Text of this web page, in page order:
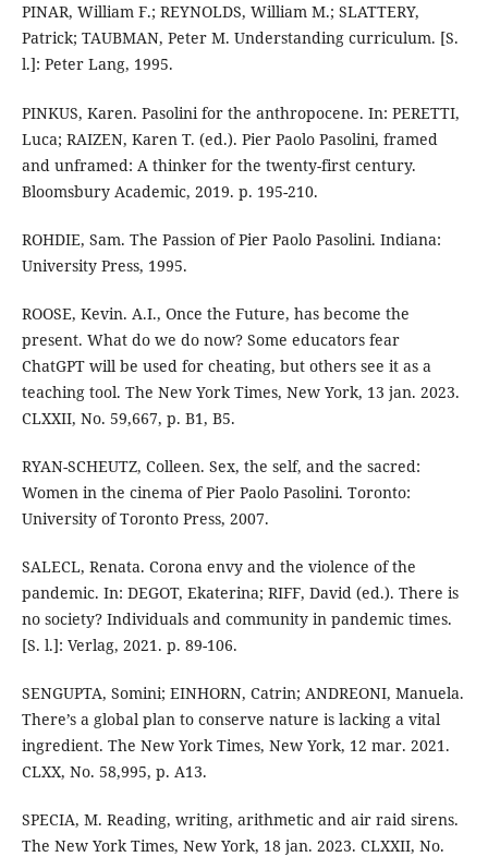
PINAR, William F.; REYNOLDS, William M.; SLATTERY,
Patrick; TAUBMAN, Peter M. Understanding curriculum. [S.
l.]: Peter Lang, 1995.
PINKUS, Karen. Pasolini for the anthropocene. In: PERETTI,
Luca; RAIZEN, Karen T. (ed.). Pier Paolo Pasolini, framed
and unframed: A thinker for the twenty-first century.
Bloomsbury Academic, 2019. p. 195-210.
ROHDIE, Sam. The Passion of Pier Paolo Pasolini. Indiana:
University Press, 1995.
ROOSE, Kevin. A.I., Once the Future, has become the
present. What do we do now? Some educators fear
ChatGPT will be used for cheating, but others see it as a
teaching tool. The New York Times, New York, 13 jan. 2023.
CLXXII, No. 59,667, p. B1, B5.
RYAN-SCHEUTZ, Colleen. Sex, the self, and the sacred:
Women in the cinema of Pier Paolo Pasolini. Toronto:
University of Toronto Press, 2007.
SALECL, Renata. Corona envy and the violence of the
pandemic. In: DEGOT, Ekaterina; RIFF, David (ed.). There is
no society? Individuals and community in pandemic times.
[S. l.]: Verlag, 2021. p. 89-106.
SENGUPTA, Somini; EINHORN, Catrin; ANDREONI, Manuela.
There’s a global plan to conserve nature is lacking a vital
ingredient. The New York Times, New York, 12 mar. 2021.
CLXX, No. 58,995, p. A13.
SPECIA, M. Reading, writing, arithmetic and air raid sirens.
The New York Times, New York, 18 jan. 2023. CLXXII, No.